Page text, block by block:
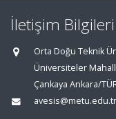
İletişim Bilgileri
Orta Doğu Teknik
Üniversiteler
Çankaya Ankara/
avesis@metu.edu.tr